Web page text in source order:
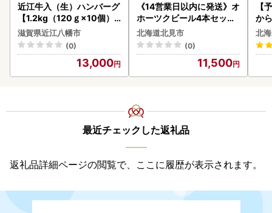
近江牛入（生）ハンバーグ
【1.2kg（120ｇ×10個）
】【AG09W】
滋賀県近江八幡市
(0)
13,000
《14営業日以内に発送》オ
ホーツクビール4本セット
( 飲料 飲み物 お酒 ビール
クラフトビール 瓶ビール
贈答 ギフト 贈り物 お中元
御中元 お歳暮 御歳暮 お祝
い プレゼント モルトビー
北海道北見市
(0)
11,500
【
か
ら
g (
)【
北
最近チェックした返礼品
返礼品詳細ページの閲覧で、ここに履歴が表示されます。